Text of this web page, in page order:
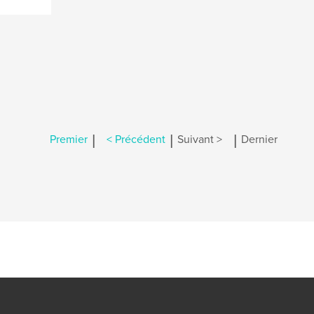
Premier | < Précédent | Suivant > | Dernier